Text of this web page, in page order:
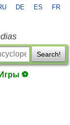
DE ES FR
Search!
Игры ⚽